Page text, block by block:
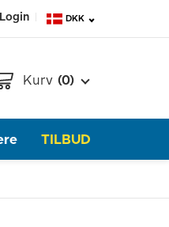
Login DKK
Kurv (0)
TILBUD